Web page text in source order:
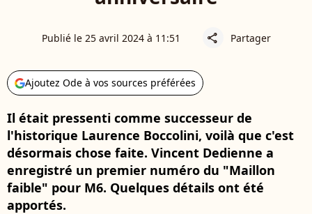
Publié le 25 avril 2024 à 11:51 share Partager
Ajoutez Ode à vos sources préférées
Il était pressenti comme successeur de
l'historique Laurence Boccolini, voilà que c'est
désormais chose faite. Vincent Dedienne a
enregistré un premier numéro du "Maillon
faible" pour M6. Quelques détails ont été
apportés.